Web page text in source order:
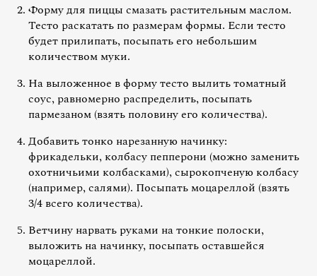
Форму для пиццы смазать растительным маслом.
Тесто раскатать по размерам формы. Если тесто
будет прилипать, посыпать его небольшим
количеством муки.
На выложенное в форму тесто вылить томатный
соус, равномерно распределить, посыпать
пармезаном (взять половину его количества).
Добавить тонко нарезанную начинку:
фрикадельки, колбасу пепперони (можно заменить
охотничьими колбасками), сырокопченую колбасу
(например, салями). Посыпать моцареллой (взять
3/4 всего количества).
Ветчину нарвать руками на тонкие полоски,
выложить на начинку, посыпать оставшейся
моцареллой.